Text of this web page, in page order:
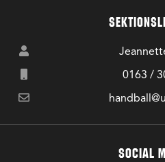
0163 /
SOCIAL